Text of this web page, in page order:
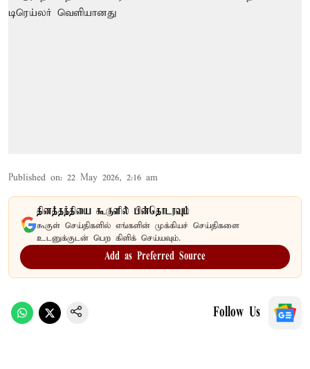
Published on: 22 May 2026, 2:16 am
தினத்தந்தியை கூகுளில் பின்தொடரவும்
கூகுள் செய்திகளில் எங்களின் முக்கியச் செய்திகளை
உடனுக்குடன் பெற கிளிக் செய்யவும்.
Add as Preferred Source
Follow Us